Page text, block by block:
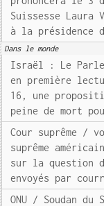
Suissesse Laura
à la présidence
Dans le monde
Israël : Le
en première
16, une
peine de mort
Cour suprême /
suprême
sur la question
envoyés par
ONU / Soudan